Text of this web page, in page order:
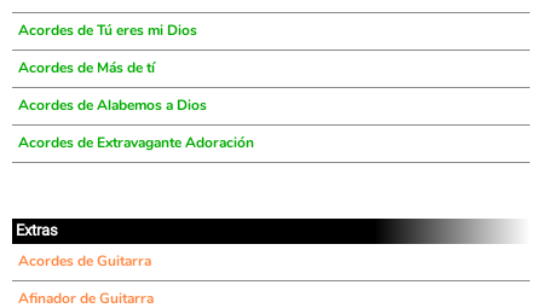
Acordes de Tú eres mi Dios
Acordes de Más de tí
Acordes de Alabemos a Dios
Acordes de Extravagante Adoración
Extras
Acordes de Guitarra
Afinador de Guitarra